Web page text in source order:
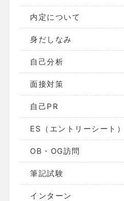
内定について
身だしなみ
自己分析
面接対策
自己PR
ES（エントリーシート）
OB・OG訪問
筆記試験
インターン